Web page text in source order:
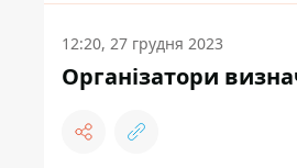
12:20, 27 грудня 2023
Організатори